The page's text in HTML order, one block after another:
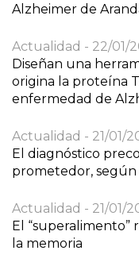
Alzheimer de
Actualidad
22/01/
Diseñan una
origina la proteína
enfermedad de
Actualidad
21/01/
El diagnóstico
prometedor, según
Actualidad
21/01/
El “superalimento”
la memoria